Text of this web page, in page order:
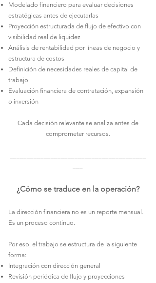
Modelado financiero para evaluar decisiones
estratégicas antes de ejecutarlas
Proyección estructurada de flujo de efectivo con
visibilidad real de liquidez
Análisis de rentabilidad por líneas de negocio y
estructura de costos
Definición de necesidades reales de capital de
trabajo
Evaluación financiera de contratación, expansión
o inversión
Cada decisión relevante se analiza antes de
comprometer recursos.
¿Cómo se traduce en la operación?
La dirección financiera no es un reporte mensual.
Es un proceso continuo.
Por eso, el trabajo se estructura de la siguiente
forma:
Integración con dirección general
Revisión periódica de flujo y proyecciones